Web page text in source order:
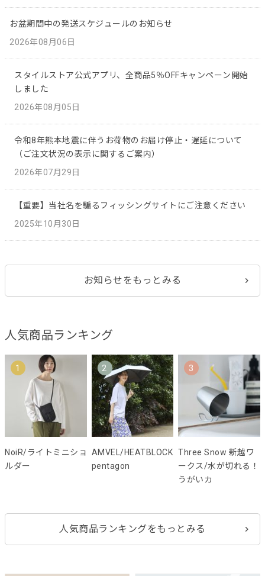
お盆期間中の発送スケジュールのお知らせ
2026年08月06日
スタイルストア公式アプリ、全商品5％OFFキャンペーン開始
しました
2026年08月05日
令和8年熊本地震に伴うお荷物のお届け停止・遅延について
（ご注文状況の表示に関するご案内）
2026年07月29日
【重要】当社名を騙るフィッシングサイトにご注意ください
2025年10月30日
お知らせをもっとみる
人気商品ランキング
1
NoiR/ライトミニショ
ルダー
2
AMVEL/HEATBLOCK
pentagon
3
Three Snow 新越ワ
ークス/水が切れる！
うがいカ
人気商品ランキングをもっとみる